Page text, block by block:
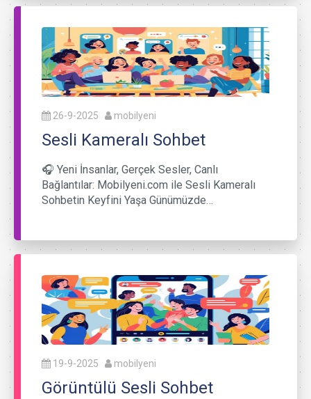
26-9-2025 mobilyeni
Sesli Kameralı Sohbet
🎧 Yeni İnsanlar, Gerçek Sesler, Canlı
Bağlantılar: Mobilyeni.com ile Sesli Kameralı
Sohbetin Keyfini Yaşa Günümüzde…
19-9-2025 mobilyeni
Görüntülü Sesli Sohbet